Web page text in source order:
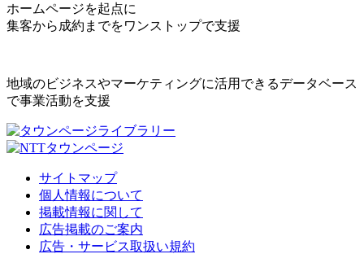
ホームページを起点に
集客から成約までをワンストップで支援
地域のビジネスやマーケティングに活用できるデータベース
で事業活動を支援
サイトマップ
個人情報について
掲載情報に関して
広告掲載のご案内
広告・サービス取扱い規約